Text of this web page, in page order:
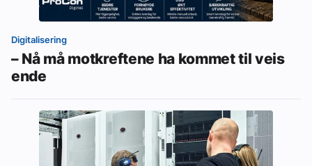
Digitalisering
– Nå må motkreftene ha kommet til veis
ende